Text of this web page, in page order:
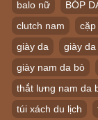
balo nữ BÓP
clutch nam
giày da
giày da
giày nam da bò
thắt lưng nam da
túi xách du lịch